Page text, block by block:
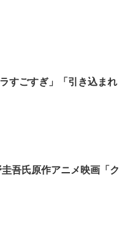
すごすぎ」「引き込まれ
吾氏原作アニメ映画「ク